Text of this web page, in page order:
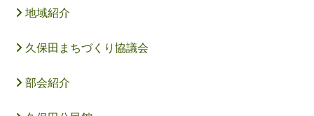
地域紹介
久保田まちづくり協議会
部会紹介